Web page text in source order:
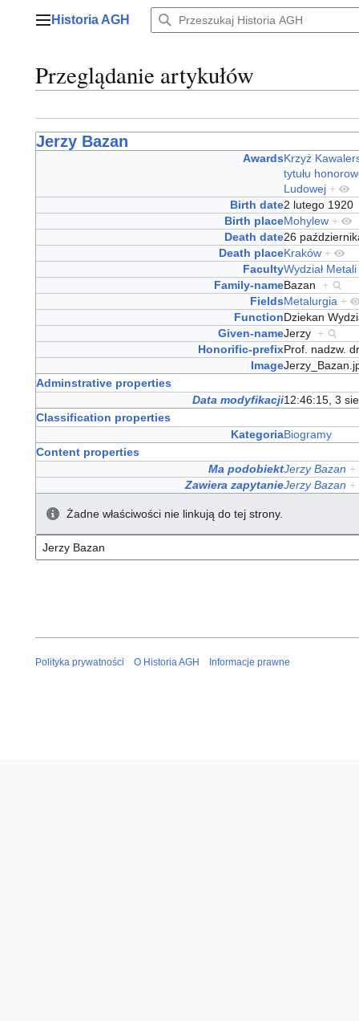
Menu główne
Historia AGH
Przeglądanie artykułów
Jerzy Bazan
AwardsKrzyż
tytułu
Ludowej +
Birth date2 lutego 1920
Birth placeMohylew +
Death date26
Death placeKraków +
FacultyWydział
Family-nameBazan +
FieldsMetalurgia +
FunctionDziekan
Given-nameJerzy +
Honorific-prefixProf. nadzw.
Image
Adminstrative properties
Data modyfikacji12:46:15, 3
Classification properties
KategoriaBiogramy
Content properties
Ma podobiektJerzy Bazan +
Zawiera zapytanieJerzy Bazan +
Żadne właściwości nie linkują do tej strony.
Polityka prywatności O Historia AGH Informacje prawne